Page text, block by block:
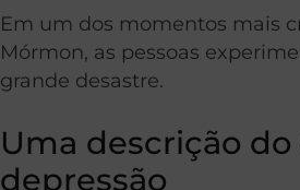
Em um dos momentos mais
Mórmon, as pessoas
grande desastre.
Uma descrição do
depressão